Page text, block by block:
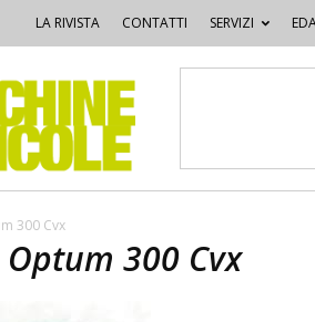
LA RIVISTA CONTATTI SERVIZI
300 Cvx
Optum 300 Cvx